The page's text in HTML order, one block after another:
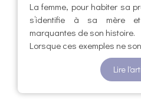
La femme, pour habiter sa
s’identifie à sa mère
marquantes de son histoire.
Lorsque ces exemples ne
Lire